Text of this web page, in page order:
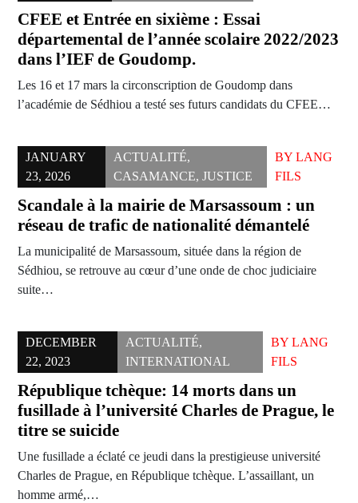
CFEE et Entrée en sixième : Essai
départemental de l’année scolaire 2022/2023
dans l’IEF de Goudomp.
Les 16 et 17 mars la circonscription de Goudomp dans
l’académie de Sédhiou a testé ses futurs candidats du CFEE…
JANUARY
23, 2026
ACTUALITÉ,
CASAMANCE, JUSTICE
BY LANG
FILS
Scandale à la mairie de Marsassoum : un
réseau de trafic de nationalité démantelé
La municipalité de Marsassoum, située dans la région de
Sédhiou, se retrouve au cœur d’une onde de choc judiciaire
suite…
DECEMBER
22, 2023
ACTUALITÉ,
INTERNATIONAL
BYLANG
FILS
République tchèque: 14 morts dans un
fusillade à l’université Charles de Prague, le
titre se suicide
Une fusillade a éclaté ce jeudi dans la prestigieuse université
Charles de Prague, en République tchèque. L’assaillant, un
homme armé,…